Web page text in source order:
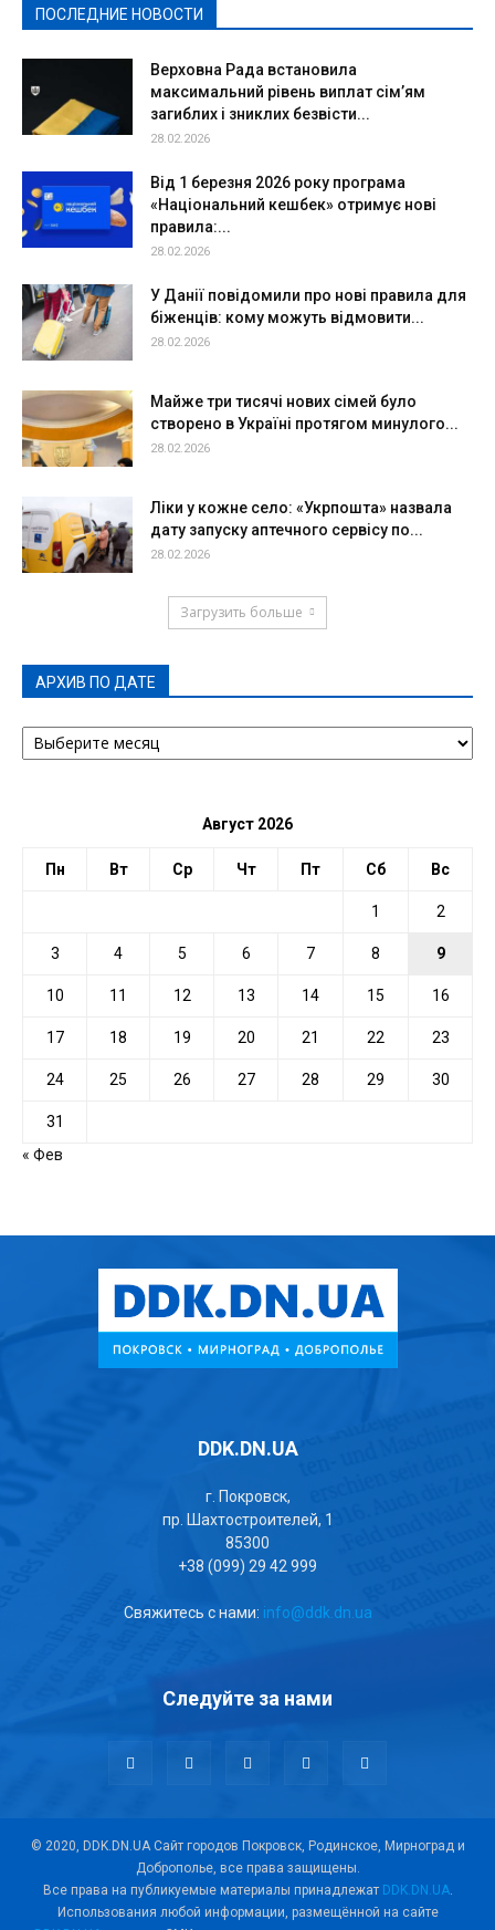
ПОСЛЕДНИЕ НОВОСТИ
Верховна Рада встановила
максимальний рівень виплат сім’ям
загиблих і зниклих безвісти...
28.02.2026
Від 1 березня 2026 року програма
«Національний кешбек» отримує нові
правила:...
28.02.2026
У Данії повідомили про нові правила для
біженців: кому можуть відмовити...
28.02.2026
Майже три тисячі нових сімей було
створено в Україні протягом минулого...
28.02.2026
Ліки у кожне село: «Укрпошта» назвала
дату запуску аптечного сервісу по...
28.02.2026
Загрузить больше
АРХИВ ПО ДАТЕ
АРХИВ
ПО
Август 2026
Пн Вт Ср Чт Пт Сб Вс
1 2
3 4 5 6 7 8 9
10 11 12 13 14 15 16
17 18 19 20 21 22 23
24 25 26 27 28 29 30
31
« Фев
DDK.DN.UA
г. Покровск,
пр. Шахтостроителей, 1
85300
+38 (099) 29 42 999
Свяжитесь с нами: info@ddk.dn.ua
Следуйте за нами
© 2020, DDK.DN.UA Сайт городов Покровск, Родинское, Мирноград и
Доброполье, все права защищены.
Все права на публикуемые материалы принадлежат DDK.DN.UA.
Использования любой информации, размещённой на сайте